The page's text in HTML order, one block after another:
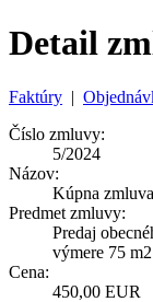
Detail
Faktúry |
Číslo zmluvy:
5/2024
Názov:
Kúpna
Predmet zmluvy:
Predaj
výmere 75
Cena:
450,00 EUR